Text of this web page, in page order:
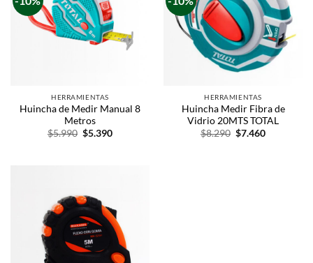
HERRAMIENTAS
Huincha de Medir Manual 8
Metros
$5.990 $5.390
HERRAMIENTAS
Huincha Medir Fibra de
Vidrio 20MTS TOTAL
$8.290 $7.460